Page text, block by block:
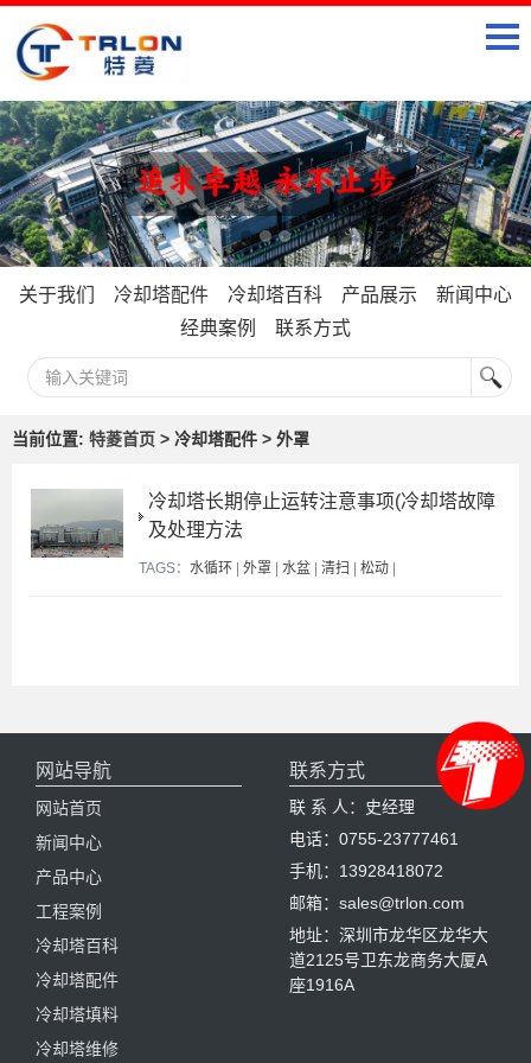
关于我们 冷却塔配件 冷却塔百科 产品展示
新闻中心
经典案例
联系方式
当前位置: 特菱首页 > 冷却塔配件 > 外罩
冷却塔长期停止运转注意事项(冷却塔故障
及处理方法
TAGS： 水循环 | 外罩 | 水盆 | 清扫 | 松动 |
网站导航
网站首页
新闻中心
产品中心
工程案例
冷却塔百科
冷却塔配件
冷却塔填料
冷却塔维修
联系方式
联 系 人：史经理
电话：0755-23777461
手机：13928418072
邮箱：sales@trlon.com
地址：深圳市龙华区龙华大
道2125号卫东龙商务大厦A
座1916A